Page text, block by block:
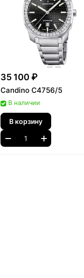
35 100 ₽
Candino C4756/5
В наличии
В корзину